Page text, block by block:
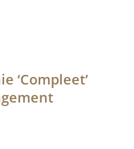
‘Compleet’